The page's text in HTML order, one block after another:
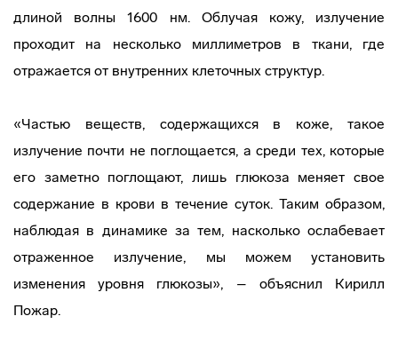
длиной волны 1600 нм. Облучая кожу, излучение
проходит на несколько миллиметров в ткани, где
отражается от внутренних клеточных структур.
«Частью веществ, содержащихся в коже, такое
излучение почти не поглощается, а среди тех, которые
его заметно поглощают, лишь глюкоза меняет свое
содержание в крови в течение суток. Таким образом,
наблюдая в динамике за тем, насколько ослабевает
отраженное излучение, мы можем установить
изменения уровня глюкозы», – объяснил Кирилл
Пожар.